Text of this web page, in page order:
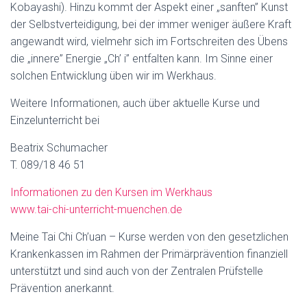
Kobayashi). Hinzu kommt der Aspekt einer „sanften” Kunst
der Selbstverteidigung, bei der immer weniger äußere Kraft
angewandt wird, vielmehr sich im Fortschreiten des Übens
die „innere” Energie „Ch’ i” entfalten kann. Im Sinne einer
solchen Entwicklung üben wir im Werkhaus.
Weitere Informationen, auch über aktuelle Kurse und
Einzelunterricht bei
Beatrix Schumacher
T. 089/18 46 51
Informationen zu den Kursen im Werkhaus
www.tai-chi-unterricht-muenchen.de
Meine Tai Chi Ch’uan – Kurse werden von den gesetzlichen
Krankenkassen im Rahmen der Primärprävention finanziell
unterstützt und sind auch von der Zentralen Prüfstelle
Prävention anerkannt.